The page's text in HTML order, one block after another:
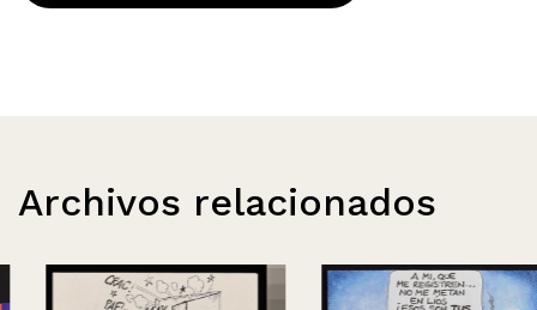
Archivos relacionados